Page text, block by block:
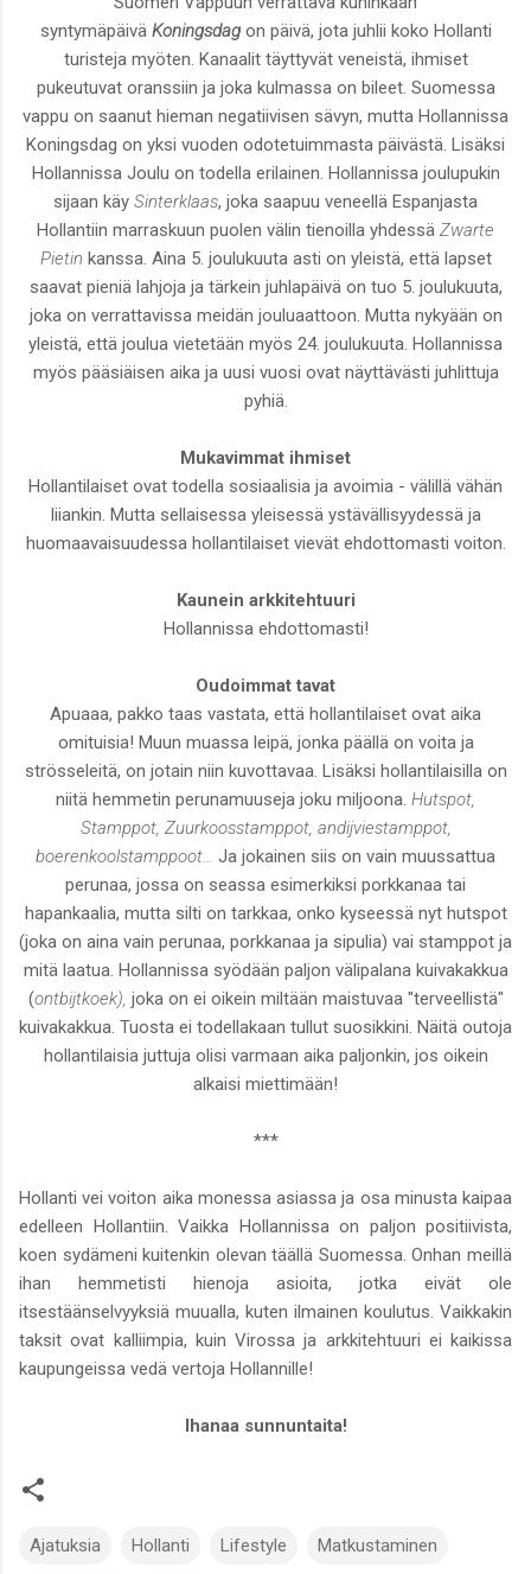
syntymäpäivä Koningsdag on päivä, jota juhlii koko Hollanti
turisteja myöten. Kanaalit täyttyvät veneistä, ihmiset
pukeutuvat oranssiin ja joka kulmassa on bileet. Suomessa
vappu on saanut hieman negatiivisen sävyn, mutta Hollannissa
Koningsdag on yksi vuoden odotetuimmasta päivästä. Lisäksi
Hollannissa Joulu on todella erilainen. Hollannissa joulupukin
sijaan käy Sinterklaas, joka saapuu veneellä Espanjasta
Hollantiin marraskuun puolen välin tienoilla yhdessä Zwarte
Pietin kanssa. Aina 5. joulukuuta asti on yleistä, että lapset
saavat pieniä lahjoja ja tärkein juhlapäivä on tuo 5. joulukuuta,
joka on verrattavissa meidän jouluaattoon. Mutta nykyään on
yleistä, että joulua vietetään myös 24. joulukuuta. Hollannissa
myös pääsiäisen aika ja uusi vuosi ovat näyttävästi juhlittuja
pyhiä.
Mukavimmat ihmiset
Hollantilaiset ovat todella sosiaalisia ja avoimia - välillä vähän
liiankin. Mutta sellaisessa yleisessä ystävällisyydessä ja
huomaavaisuudessa hollantilaiset vievät ehdottomasti voiton.
Kaunein arkkitehtuuri
Hollannissa ehdottomasti!
Oudoimmat tavat
Apuaaa, pakko taas vastata, että hollantilaiset ovat aika
omituisia! Muun muassa leipä, jonka päällä on voita ja
strösseleitä, on jotain niin kuvottavaa. Lisäksi hollantilaisilla on
niitä hemmetin perunamuuseja joku miljoona. Hutspot,
Stamppot, Zuurkoosstamppot, andijviestamppot,
boerenkoolstamppoot... Ja jokainen siis on vain muussattua
perunaa, jossa on seassa esimerkiksi porkkanaa tai
hapankaalia, mutta silti on tarkkaa, onko kyseessä nyt hutspot
(joka on aina vain perunaa, porkkanaa ja sipulia) vai stamppot ja
mitä laatua. Hollannissa syödään paljon välipalana kuivakakkua
(ontbijtkoek), joka on ei oikein miltään maistuvaa "terveellistä"
kuivakakkua. Tuosta ei todellakaan tullut suosikkini. Näitä outoja
hollantilaisia juttuja olisi varmaan aika paljonkin, jos oikein
alkaisi miettimään!
***
Hollanti vei voiton aika monessa asiassa ja osa minusta kaipaa
edelleen Hollantiin. Vaikka Hollannissa on paljon positiivista,
koen sydämeni kuitenkin olevan täällä Suomessa. Onhan meillä
ihan hemmetisti hienoja asioita, jotka eivät ole
itsestäänselvyyksiä muualla, kuten ilmainen koulutus. Vaikkakin
taksit ovat kalliimpia, kuin Virossa ja arkkitehtuuri ei kaikissa
kaupungeissa vedä vertoja Hollannille!
Ihanaa sunnuntaita!
Ajatuksia Hollanti Lifestyle Matkustaminen